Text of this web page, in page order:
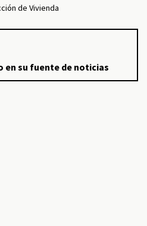
de Vivienda
en su fuente de noticias